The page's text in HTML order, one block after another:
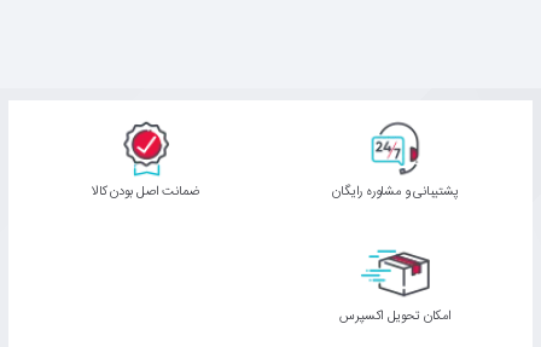
پشتیبانی و مشاوره رایگان ﺿﻤﺎﻧﺖ اﺻﻞ ﺑﻮدن ﮐﺎﻟﺎ
اﻣﮑﺎن ﺗﺤﻮﯾﻞ اﮐﺴﭙﺮس